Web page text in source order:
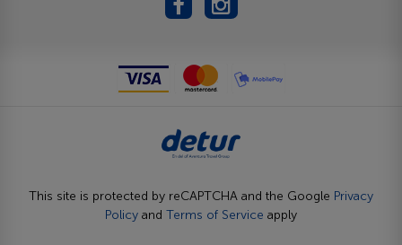
This site is protected by reCAPTCHA and the Google Privacy
Policy and Terms of Service apply